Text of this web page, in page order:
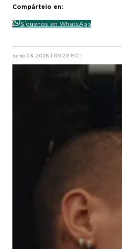
Compártelo en:
Síguenos en WhatsApp
junio 23, 2026 | 09:20 ECT